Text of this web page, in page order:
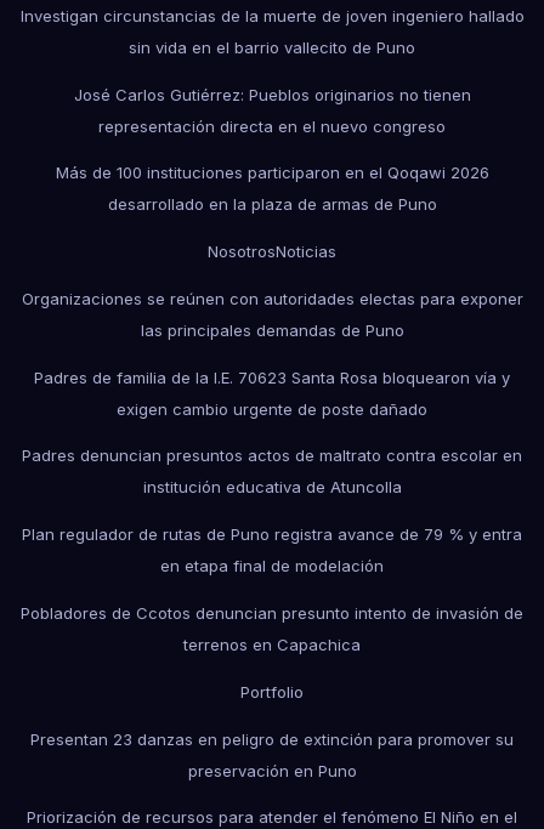
Investigan circunstancias de la muerte de joven ingeniero hallado
sin vida en el barrio vallecito de Puno
José Carlos Gutiérrez: Pueblos originarios no tienen
representación directa en el nuevo congreso
Más de 100 instituciones participaron en el Qoqawi 2026
desarrollado en la plaza de armas de Puno
NosotrosNoticias
Organizaciones se reúnen con autoridades electas para exponer
las principales demandas de Puno
Padres de familia de la I.E. 70623 Santa Rosa bloquearon vía y
exigen cambio urgente de poste dañado
Padres denuncian presuntos actos de maltrato contra escolar en
institución educativa de Atuncolla
Plan regulador de rutas de Puno registra avance de 79 % y entra
en etapa final de modelación
Pobladores de Ccotos denuncian presunto intento de invasión de
terrenos en Capachica
Portfolio
Presentan 23 danzas en peligro de extinción para promover su
preservación en Puno
Priorización de recursos para atender el fenómeno El Niño en el